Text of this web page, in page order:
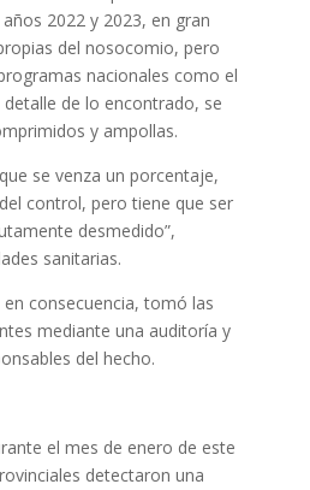
2022 y 2023, en gran
del nosocomio, pero
nacionales como el
detalle de lo encontrado, se
y ampollas.
se venza un porcentaje,
control, pero tiene que ser
desmedido”,
sanitarias.
consecuencia, tomó las
mediante una auditoría y
del hecho.
el mes de enero de este
detectaron una